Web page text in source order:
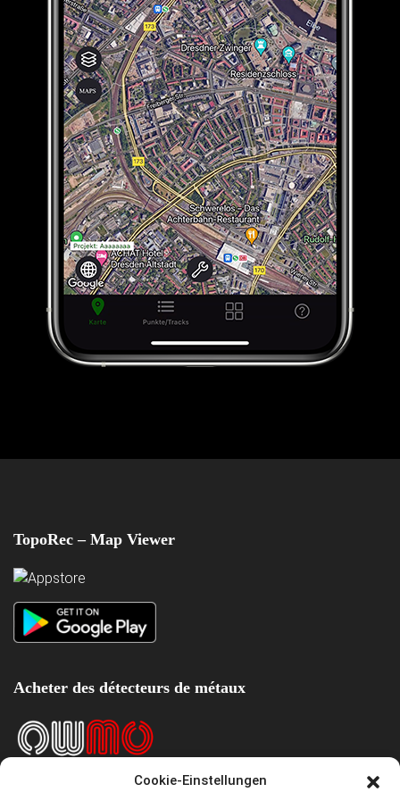
Cookie-Einstellungen
TopoRec – Map Viewer
Acheter des détecteurs de métaux